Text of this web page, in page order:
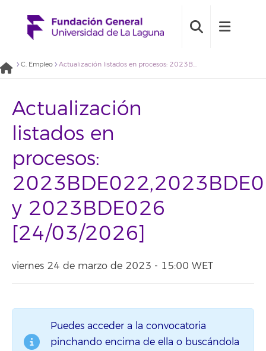
C. Empleo Actualización listados en procesos: 2023BDE022,2023BDE025 y 2023BDE026 [24/03/2026]
Actualización
listados en
procesos:
y 2023BDE026
[24/03/2026]
viernes 24 de marzo de 2023 - 15:00 WET
Puedes acceder a la convocatoria
pinchando encima de ella o buscándola